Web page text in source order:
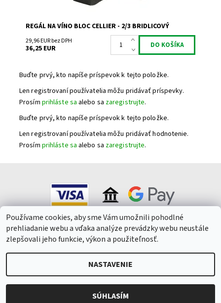
REGÁL NA VÍNO BLOC CELLIER - 2/3 BRIDLICOVÝ
29,96 EUR bez DPH
36,25 EUR
Buďte prvý, kto napíše príspevok k tejto položke.
Len registrovaní používatelia môžu pridávať príspevky.
Prosím prihláste sa alebo sa zaregistrujte.
Buďte prvý, kto napíše príspevok k tejto položke.
Len registrovaní používatelia môžu pridávať hodnotenie.
Prosím prihláste sa alebo sa zaregistrujte.
2026 © Winepark.cz, všetky práva vyhradené
cookies
Vytvoril Shoptet
Používame cookies, aby sme Vám umožnili pohodlné
prehliadanie webu a vďaka analýze prevádzky webu neustále
zlepšovali jeho funkcie, výkon a použiteľnosť.
NASTAVENIE
SÚHLASÍM